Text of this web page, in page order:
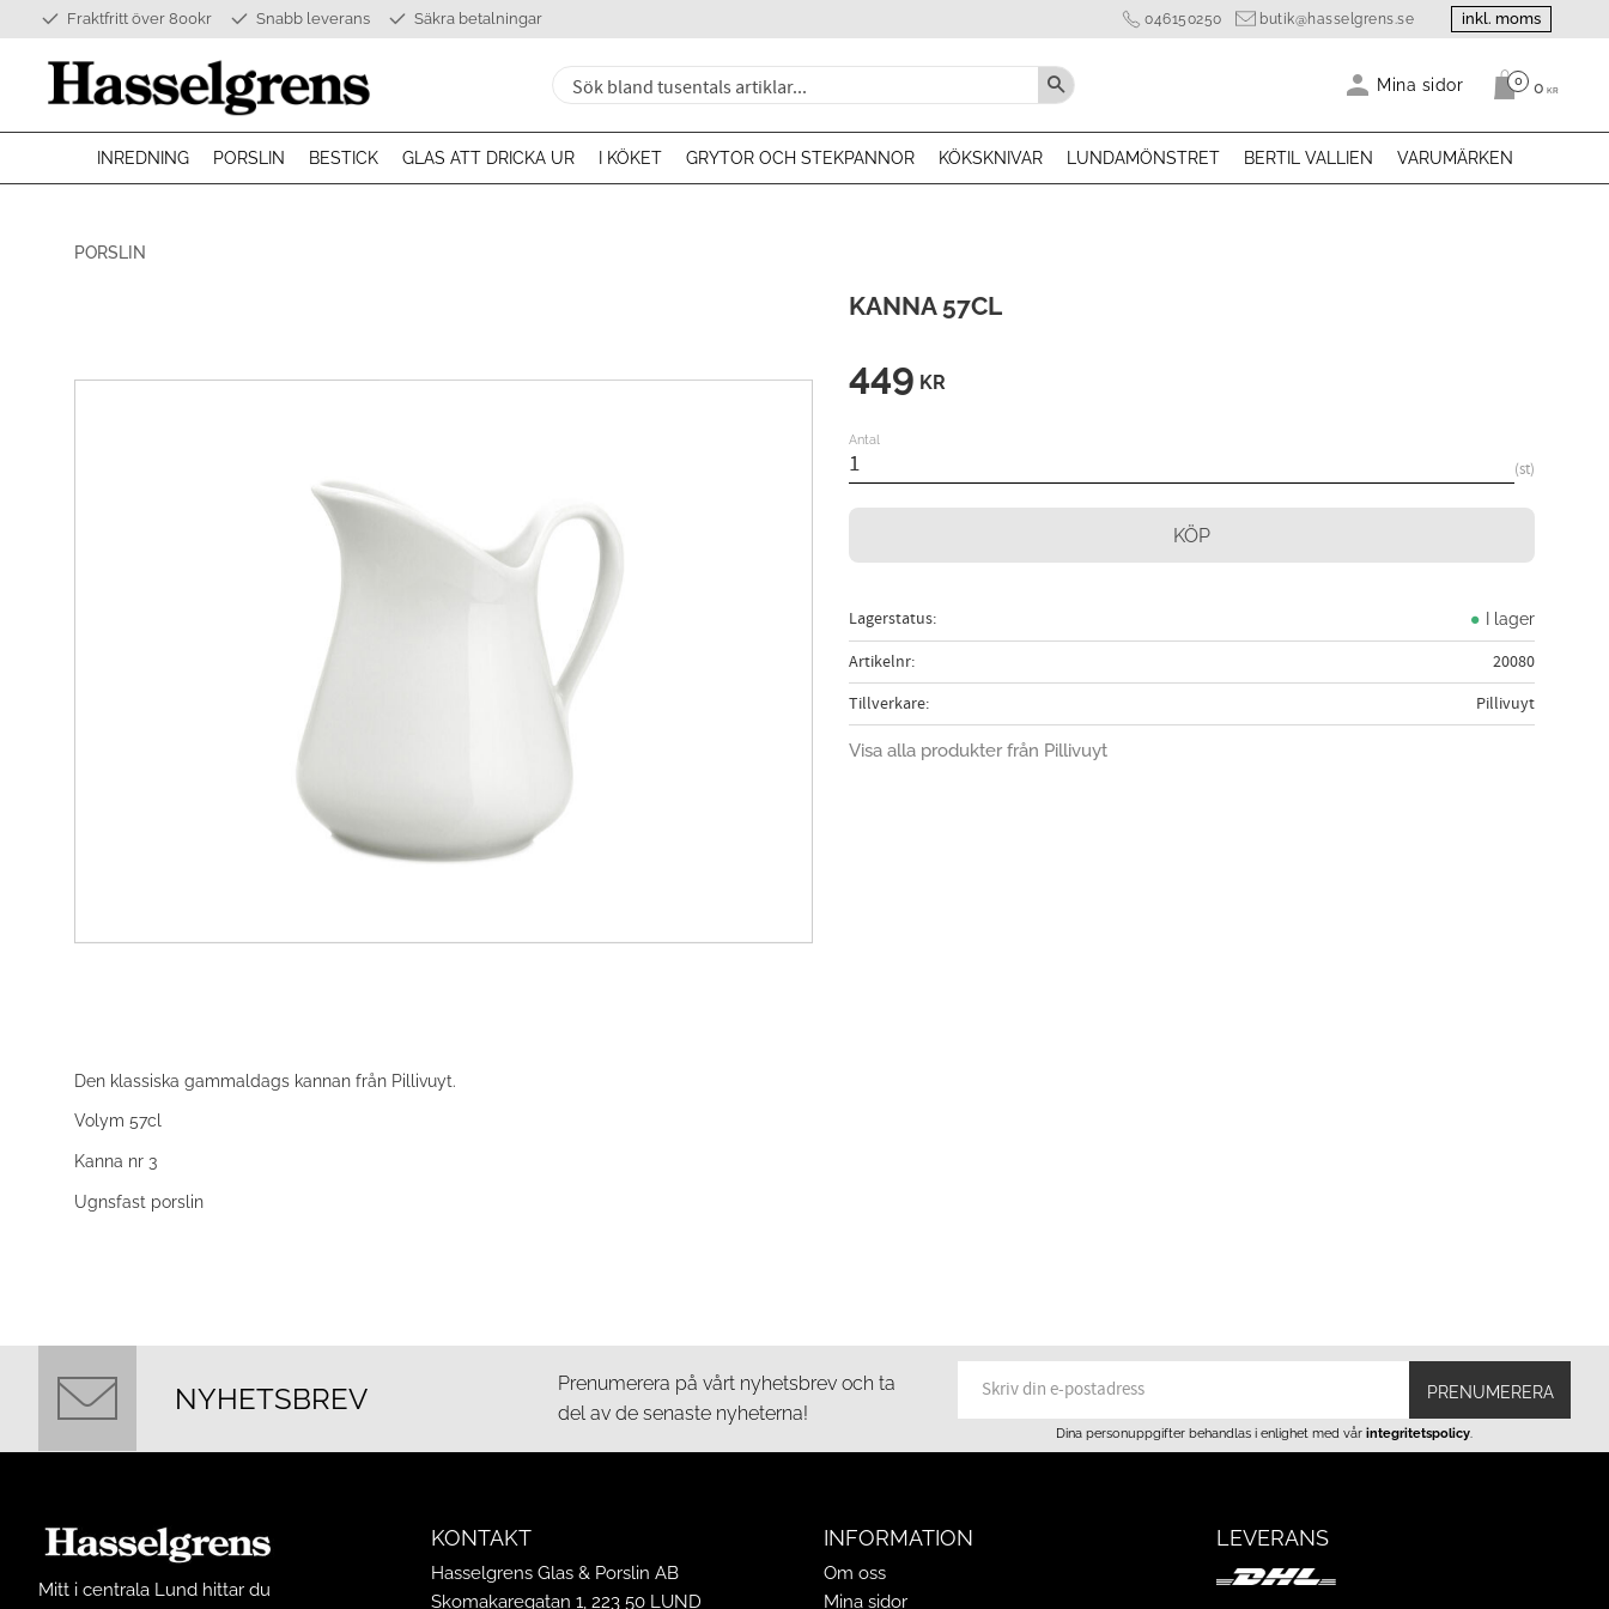
Fraktfritt över 800kr Snabb leverans Säkra betalningar 046150250 butik@hasselgrens.se inkl. moms
Mina sidor Antal
0 0 KR
INREDNING PORSLIN BESTICK GLAS ATT DRICKA UR I KÖKET GRYTOR OCH STEKPANNOR KÖKSKNIVAR LUNDAMÖNSTRET BERTIL VALLIEN VARUMÄRKEN
PORSLIN
KANNA 57CL
449 KR
Antal
st
KÖP
Lagerstatus I lager
Artikelnr
20080
Tillverkare
Pillivuyt
Visa alla produkter från Pillivuyt
Den klassiska gammaldags kannan från Pillivuyt.
Volym 57cl
Kanna nr 3
Ugnsfast porslin
NYHETSBREV
Prenumerera på vårt nyhetsbrev och ta
del av de senaste nyheterna!
PRENUMERERA
Dina personuppgifter behandlas i enlighet med vår integritetspolicy.
Mitt i centrala Lund hittar du
KONTAKT
Hasselgrens Glas & Porslin AB
Skomakaregatan 1, 223 50 LUND
INFORMATION
Om oss
Mina sidor
LEVERANS